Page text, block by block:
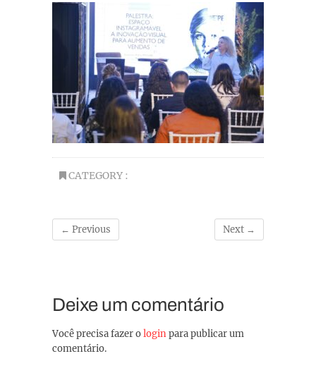
CATEGORY :
← Previous Next →
Deixe um comentário
Você precisa fazer ologinpara publicar um
comentário.